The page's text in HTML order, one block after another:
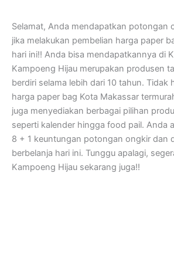
Selamat, Anda mendapatkan potongan
jika melakukan pembelian harga paper
hari ini!! Anda bisa mendapatkannya di
Kampoeng Hijau merupakan produsen
berdiri selama lebih dari 10 tahun. Tidak
harga paper bag Kota Makassar
juga menyediakan berbagai pilihan
seperti kalender hingga food pail. Anda
8 + 1 keuntungan potongan ongkir dan
berbelanja hari ini. Tunggu apalagi,
Kampoeng Hijau sekarang juga!!